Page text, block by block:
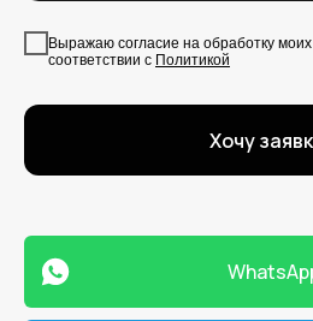
Выражаю согласие на обработку
соответствии c Политикой
Хочу